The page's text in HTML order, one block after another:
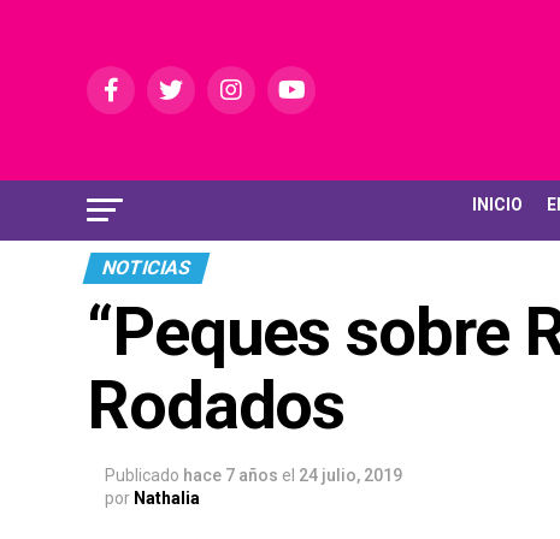
INICIO
NOTICIAS
“Peques sobre
Rodados
Publicado hace 7 años el 24 julio, 2019
por Nathalia